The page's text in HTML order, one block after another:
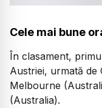
Cele mai bune
În clasament,
Austriei, urmată de
Melbourne
(Australia).